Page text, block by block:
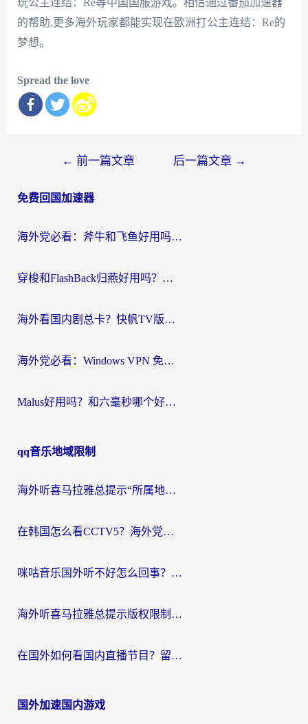
玩公主连结：Re等中国国服游戏。相信通过番茄加速器
的帮助,更多海外玩家都能实现在欧洲打公主连结：Re的
梦想。
Spread the love
导
← 前一篇文章 后一篇文章 →
免费回国加速器
海外党必看：斧牛和飞鱼好用吗？3步选对回国加速器，无缝刷剧玩国服
穿梭和FlashBack归燕好用吗？海外党亲测3款热门回国加速器，教你选对不踩坑
海外看国内剧总卡？快帆TV版VPN好用吗？和快滚VPN对比哪个回国效果更好？
海外党必看：Windows VPN 免费？别踩坑！教你选对好用的国内加速器无缝回国
Malus好用吗？和六毫秒哪个好？海外党选回国加速器的避坑指南
qq音乐地域限制
海外听喜马拉雅总提示“所属地区暂时无版权”？这个限制解除方法亲测有效！
在韩国怎么看CCTV5？海外党体育赛事+中文解说观看终极指南
咪咕音乐国外听不好怎么回事？海外党听歌自由的终极解决方案来了
海外听喜马拉雅总提示版权限制？3步解决+2个音乐平台问题全攻略
在国外如何看国内直播节目？留学生亲测有效的追剧加速指南
国外加速国内游戏